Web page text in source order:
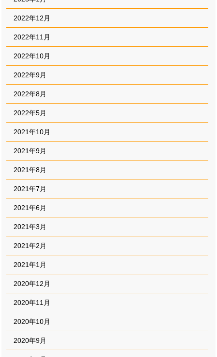
2022年12月
2022年11月
2022年10月
2022年9月
2022年8月
2022年5月
2021年10月
2021年9月
2021年8月
2021年7月
2021年6月
2021年3月
2021年2月
2021年1月
2020年12月
2020年11月
2020年10月
2020年9月